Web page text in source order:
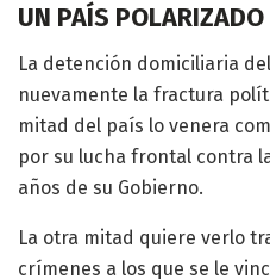
UN PAÍS POLARIZADO
La detención domiciliaria
nuevamente la fractura
mitad del país lo venera
por su lucha frontal contra
años de su Gobierno.
La otra mitad quiere verlo
crímenes a los que se le